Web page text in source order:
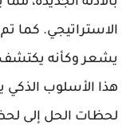
الاستراتيجي. كما
يشعر وكأنه يكتشف
هذا الأسلوب الذكي
لحظات الحل إلى